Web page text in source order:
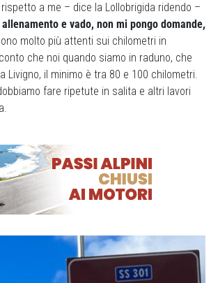
a me – dice la Lollobrigida ridendo –
e vado, non mi pongo domande,
molto più attenti sui chilometri in
che noi quando siamo in raduno, che
Livigno, il minimo è tra 80 e 100 chilometri.
fare ripetute in salita e altri lavori